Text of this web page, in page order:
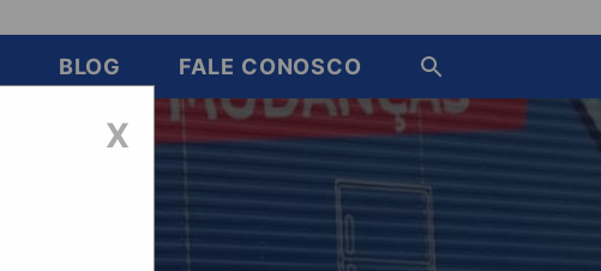
BLOG FALE CONOSCO
X